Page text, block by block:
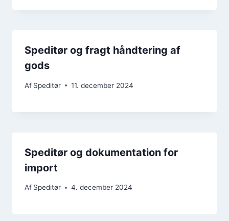
Speditør og fragt håndtering af
gods
Af Speditør 11. december 2024
Speditør og dokumentation for
import
Af Speditør 4. december 2024